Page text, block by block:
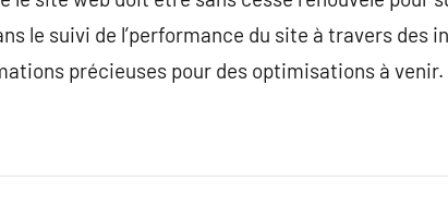
le suivi de l’performance du site à travers des
précieuses pour des optimisations à venir.